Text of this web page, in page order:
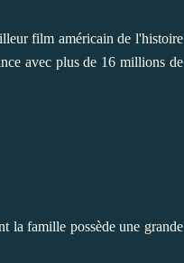
film américain de l'histoire
avec plus de 16 millions de
la famille possède une grande